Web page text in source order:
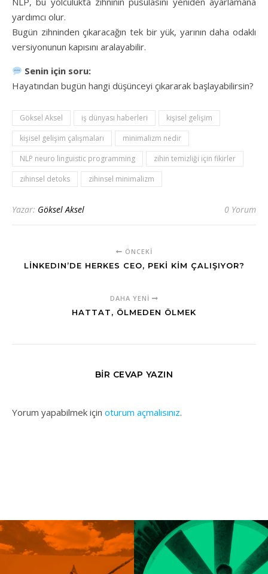
yardımcı olur.
Bugün zihninden çıkaracağın tek bir yük, yarının daha odaklı
versiyonunun kapısını aralayabilir.
Senin için soru:
Hayatından bugün hangi düşünceyi çıkararak başlayabilirsin?
Göksel Aksel iş dünyası haberleri
kişisel gelişim
kişisel gelişim çalışmaları
minimalizm nedir
NLP neuro linguistic programming
zihin temizliği için fikirler
zihinsel detoks
zihinsel minimalizm
Yazar: Göksel Aksel 0 Yorum
ÖNCEKI
LINKEDIN’DE HERKES CEO, PEKI KIM ÇALIŞIYOR?
DAHA YENI
HATTAT, ÖLMEDEN ÖLMEK
BIR CEVAP YAZIN
Yorum yapabilmek için oturum açmalısınız.